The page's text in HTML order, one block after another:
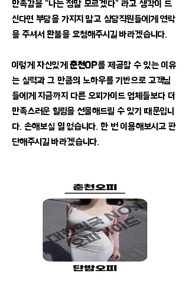
만족감을 "나는 정말 모르겠다" 라고 생각이 드
신다면 부담을 가지지 말고 상담직원들에게 연락
을 주셔서 환불을 요청해주시길 바라겠습니다.
​이렇게 자신있게 춘천OP를 제공할 수 있는 이유
는 실력과 그 만큼의 노하우를 기반으로 고객님
들에게 지금까지 다른 오피가이드 업체들보다 더
만족스러운 힐링을 선물해드릴 수 있기 때문입니
다. 손해보실 일 없습니다. 한 번 이용해보시고 판
단해주시길 바라겠습니다.